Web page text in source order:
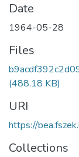
Date
1964-05-28
Files
(488.18 KB)
URI
https://
Collections